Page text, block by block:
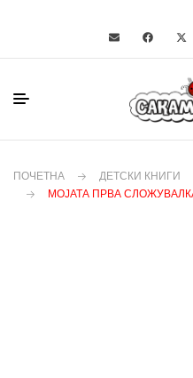
ПОЧЕТНА ДЕТСКИ КНИГИ
МОЈАТА ПРВА